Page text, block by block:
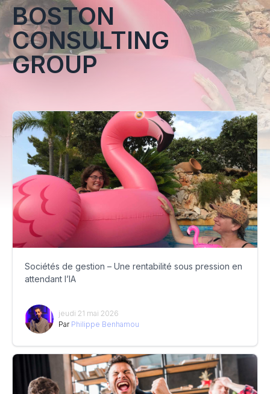
BOSTON
CONSULTING
GROUP
Sociétés de gestion – Une rentabilité sous pression en
attendant l’IA
jeudi 21 mai 2026
Par Philippe Benhamou